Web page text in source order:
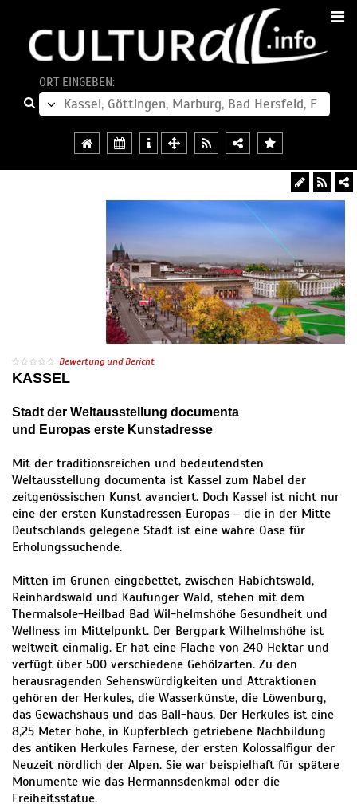
ORT EINGEBEN:
Bewertung und Bericht
KASSEL
Stadt der Weltausstellung documenta
und Europas erste Kunstadresse
Mit der traditionsreichen und bedeutendsten
Weltausstellung documenta ist Kassel zum Nabel der
zeitgenössischen Kunst avanciert. Doch Kassel ist nicht nur
eine der ersten Kunstadressen Europas – die in der Mitte
Deutschlands gelegene Stadt ist eine wahre Oase für
Erholungssuchende.
Mitten im Grünen eingebettet, zwischen Habichtswald,
Reinhardswald und Kaufunger Wald, stehen mit dem
Thermalsole-Heilbad Bad Wil-helmshöhe Gesundheit und
Wellness im Mittelpunkt. Der Bergpark Wilhelmshöhe ist
weltweit einmalig. Er hat eine Fläche von 240 Hektar und
verfügt über 500 verschiedene Gehölzarten. Zu den
herausragenden Sehenswürdigkeiten und Attraktionen
gehören der Herkules, die Wasserkünste, die Löwenburg,
das Gewächshaus und das Ball-haus. Der Herkules ist eine
8,25 Meter hohe, in Kupferblech getriebene Nachbildung
des antiken Herkules Farnese, der ersten Kolossalfigur der
Neuzeit nördlich der Alpen. Sie war beispielhaft für spätere
Monumente wie das Hermannsdenkmal oder die
Freiheitsstatue.